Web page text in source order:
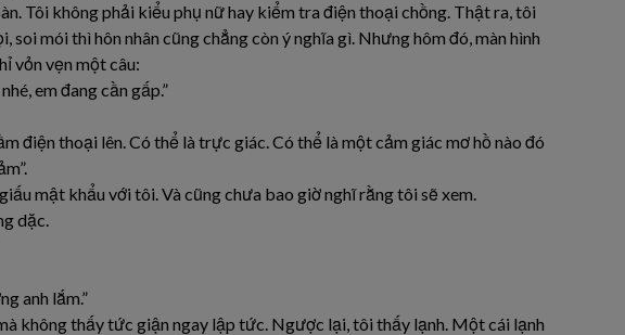
Tôi không phải kiểu phụ nữ hay kiểm tra điện thoại chồng. Thật ra, tôi
soi mói thì hôn nhân cũng chẳng còn ý nghĩa gì. Nhưng hôm đó, màn hình
vỏn vẹn một câu:
em đang cần gấp.”
điện thoại lên. Có thể là trực giác. Có thể là một cảm giác mơ hồ nào đó
mật khẩu với tôi. Và cũng chưa bao giờ nghĩ rằng tôi sẽ xem.
dặc.
anh lắm.”
không thấy tức giận ngay lập tức. Ngược lại, tôi thấy lạnh. Một cái lạnh